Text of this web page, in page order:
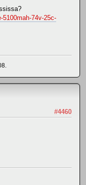
5100mah-74v-25c-
#4460